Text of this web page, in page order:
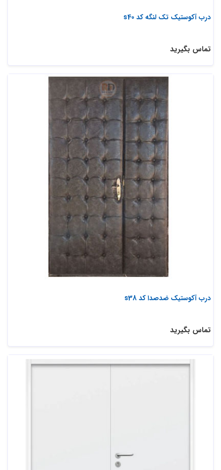
درب آکوستیک تک لنگه کد s40
تماس بگیرید
درب آکوستیک ضدصدا کد s38
تماس بگیرید